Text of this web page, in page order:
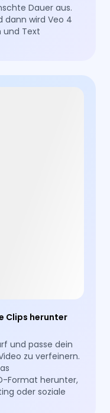
Dauer aus.
dann wird Veo 4
und Text
Clips herunter
und passe dein
zu verfeinern.
Format herunter,
oder soziale